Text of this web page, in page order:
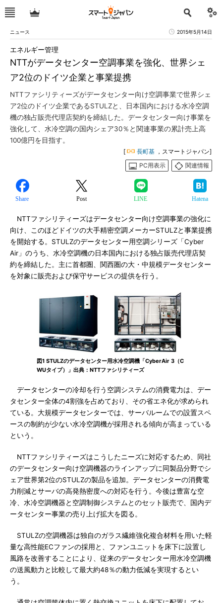
ニュース 2015年5月14日
NTTがデータセンター空調事業を強化、世界シェ
ア2位のドイツ企業と事業提携
エネルギー管理
NTTファシリティーズがデータセンター向け空調事業で世界シェ
ア2位のドイツ企業であるSTULZと、日本国内における水冷空調
機の独占販売代理店契約を締結した。データセンター向け事業を
強化して、水冷空調の国内シェア30％と関連事業の累計売上高
100億円を目指す。
[ 長町基 ，スマートジャパン]
PC用表示
関連情報
Share Post LINE Hatena
NTTファシリティーズはデータセンター向け空調事業の強化に
向け、このほどドイツの大手精密空調メーカーSTULZと事業提携
を開始する。STULZのデータセンター用空調シリーズ「Cyber
Air」のうち、水冷空調機の日本国内における独占販売代理店契
約を締結した。主に首都圏、関西圏の大・中規模データセンター
を対象に販売および保守サービスの提供を行う。
図1 STULZのデータセンター用水冷空調機「CyberAir 3（C
WUタイプ）」出典：NTTファシリティーズ
データセンターの冷却を行う空調システムの消費電力は、デー
タセンター全体の4割強を占めており、その省エネ化が求められ
ている。大規模データセンターでは、サーバルームでの設置スペ
ースの制約が少ない水冷空調機が採用される傾向が高まっている
という。
NTTファシリティーズはこうしたニーズに対応するため、同社
のデータセンター向け空調機器のラインアップに同製品分野でシ
ェア世界第2位のSTULZの製品を追加。データセンターの消費電
力削減とサーバの高発熱密度への対応を行う。今後は豊富な空
冷、水冷空調機器と空調制御システムとのセット販売で、国内デ
ータセンター事業の売り上げ拡大を図る。
STULZの空調機器は独自のガラス繊維強化複合材料を用いた軽
量な高性能ECファンの採用と、ファンユニットを床下に設置し
風路を改善することにより、従来のデータセンター用水冷空調機
の送風動力と比較して最大約48％の動力低減を実現するとい
う。